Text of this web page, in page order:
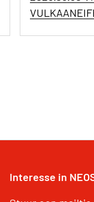
Interesse in